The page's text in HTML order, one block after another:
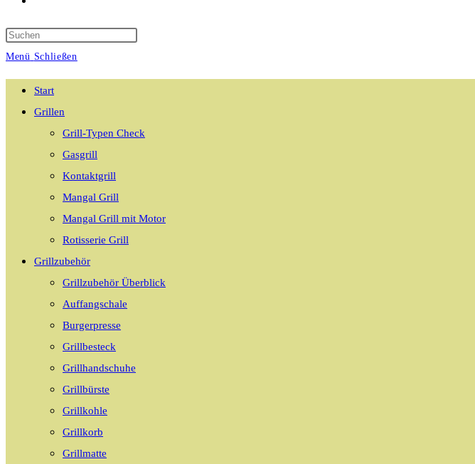
umschalten
Menü Schließen
Start
Grillen
Grill-Typen Check
Gasgrill
Kontaktgrill
Mangal Grill
Mangal Grill mit Motor
Rotisserie Grill
Grillzubehör
Grillzubehör Überblick
Auffangschale
Burgerpresse
Grillbesteck
Grillhandschuhe
Grillbürste
Grillkohle
Grillkorb
Grillmatte